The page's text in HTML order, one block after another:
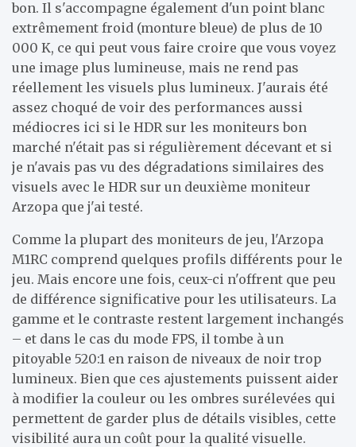
bon. Il s'accompagne également d'un point blanc
extrêmement froid (monture bleue) de plus de 10
000 K, ce qui peut vous faire croire que vous voyez
une image plus lumineuse, mais ne rend pas
réellement les visuels plus lumineux. J'aurais été
assez choqué de voir des performances aussi
médiocres ici si le HDR sur les moniteurs bon
marché n'était pas si régulièrement décevant et si
je n'avais pas vu des dégradations similaires des
visuels avec le HDR sur un deuxième moniteur
Arzopa que j'ai testé.
Comme la plupart des moniteurs de jeu, l'Arzopa
M1RC comprend quelques profils différents pour le
jeu. Mais encore une fois, ceux-ci n'offrent que peu
de différence significative pour les utilisateurs. La
gamme et le contraste restent largement inchangés
– et dans le cas du mode FPS, il tombe à un
pitoyable 520:1 en raison de niveaux de noir trop
lumineux. Bien que ces ajustements puissent aider
à modifier la couleur ou les ombres surélevées qui
permettent de garder plus de détails visibles, cette
visibilité aura un coût pour la qualité visuelle.